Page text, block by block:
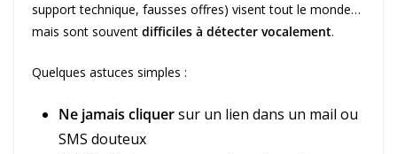
support technique, fausses offres) visent tout le monde…
mais sont souvent difficiles à détecter vocalement.
Quelques astuces simples :
Ne jamais cliquersur un lien dans un mail ou
SMS douteux